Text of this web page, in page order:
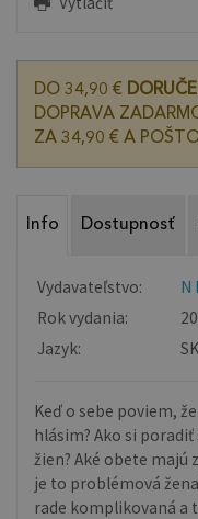
DO 34,90 €
DOPRAVA
ZA 34,90 € A
Info Dostupnosť
Vydavateľstvo:
N
Rok vydania:
Jazyk:
Keď o sebe poviem,
hlásim? Ako si
žien? Aké obete majú
je to problémová
rade komplikovaná a